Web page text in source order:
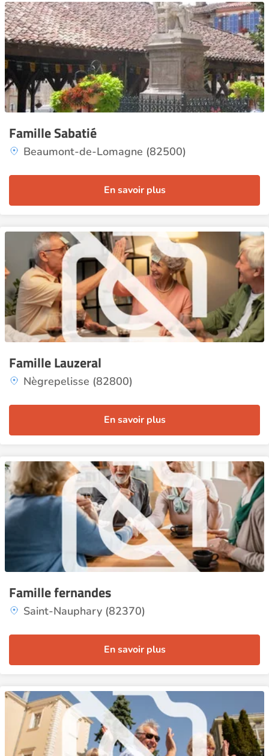
Famille Sabatié
Beaumont-de-Lomagne (82500)
En savoir plus
Famille Lauzeral
Nègrepelisse (82800)
En savoir plus
Famille fernandes
Saint-Nauphary (82370)
En savoir plus